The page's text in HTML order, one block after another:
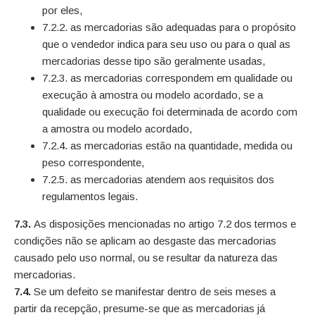
por eles,
7.2.2. as mercadorias são adequadas para o propósito
que o vendedor indica para seu uso ou para o qual as
mercadorias desse tipo são geralmente usadas,
7.2.3. as mercadorias correspondem em qualidade ou
execução à amostra ou modelo acordado, se a
qualidade ou execução foi determinada de acordo com
a amostra ou modelo acordado,
7.2.4. as mercadorias estão na quantidade, medida ou
peso correspondente,
7.2.5. as mercadorias atendem aos requisitos dos
regulamentos legais.
7.3.As disposições mencionadas no artigo 7.2 dos termos e
condições não se aplicam ao desgaste das mercadorias
causado pelo uso normal, ou se resultar da natureza das
mercadorias.
7.4.Se um defeito se manifestar dentro de seis meses a
partir da recepção, presume-se que as mercadorias já